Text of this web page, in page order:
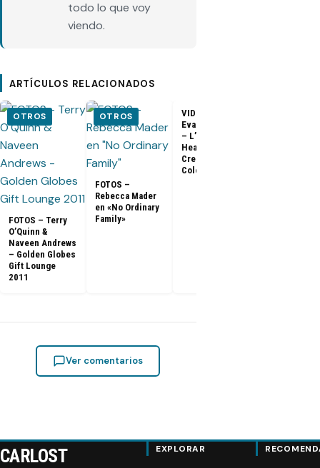
todo lo que voy
viendo.
ARTÍCULOS RELACIONADOS
OTROS
FOTOS – Terry
O’Quinn &
Naveen Andrews
– Golden Globes
Gift Lounge
2011
OTROS
FOTOS –
Rebecca Mader
en «No Ordinary
Family»
VIDEO –
Evangeline Lilly
– L’Oreal
Healthy Look
Creme Gloss
Color [HD]
Ver comentarios
CARLOST EXPLORAR